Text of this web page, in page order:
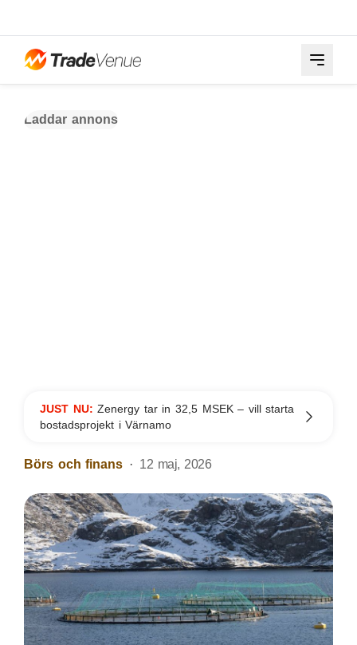
Laddar annons
JUST NU:Zenergy tar in 32,5 MSEK – vill starta
bostadsprojekt i Värnamo
Börs och finans 12 maj, 2026